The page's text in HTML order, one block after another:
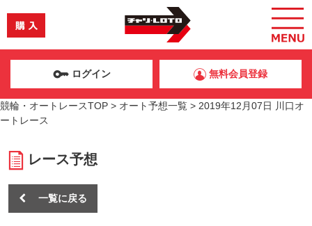
ログイン 無料会員登録
競輪・オートレースTOP > オート予想一覧 > 2019年12月07日 川口オ
ートレース
レース予想
一覧に戻る